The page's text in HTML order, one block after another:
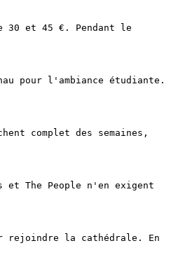
30 et 45 €. Pendant le
pour l'ambiance étudiante.
complet des semaines,
et The People n'en exigent
rejoindre la cathédrale. En